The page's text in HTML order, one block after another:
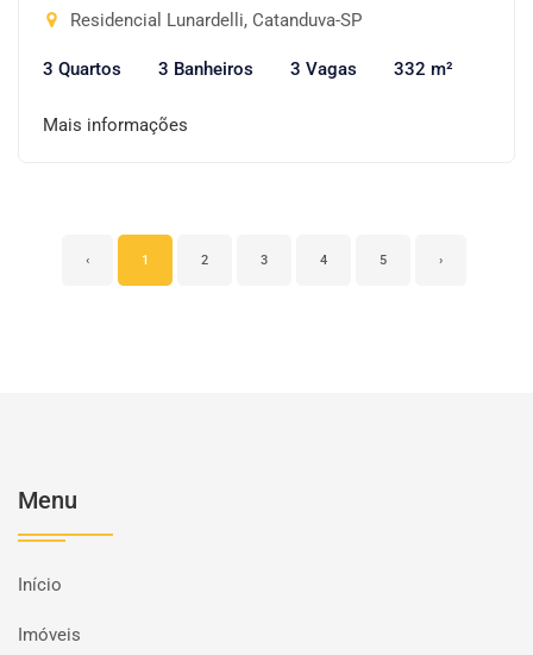
Residencial Lunardelli, Catanduva-SP
3 Quartos 3 Banheiros 3 Vagas 332 m²
Mais informações
‹ 1 2 3 4 5 ›
Menu
Início
Imóveis